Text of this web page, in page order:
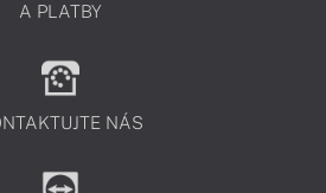
A PLATBY
NÁS